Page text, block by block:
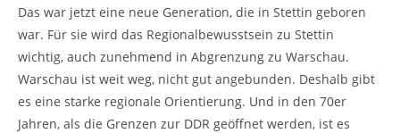
Das war jetzt eine neue Generation, die in Stettin geboren
war. Für sie wird das Regionalbewusstsein zu Stettin
wichtig, auch zunehmend in Abgrenzung zu Warschau.
Warschau ist weit weg, nicht gut angebunden. Deshalb gibt
es eine starke regionale Orientierung. Und in den 70er
Jahren, als die Grenzen zur DDR geöffnet werden, ist es